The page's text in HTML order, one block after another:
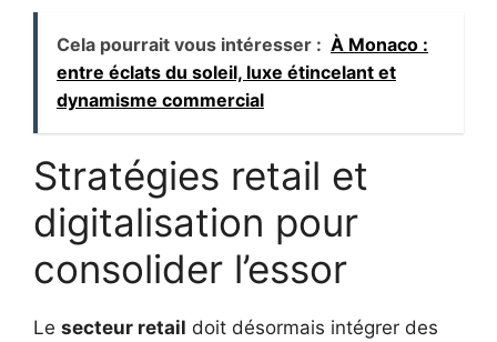
Cela pourrait vous intéresser : À Monaco :
entre éclats du soleil, luxe étincelant et
dynamisme commercial
Stratégies retail et
digitalisation pour
consolider l’essor
Le secteur retail doit désormais intégrer des